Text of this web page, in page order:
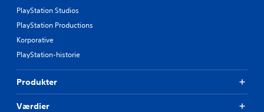
PlayStation Studios
PlayStation Productions
Korporative
PlayStation-historie
Produkter
Værdier